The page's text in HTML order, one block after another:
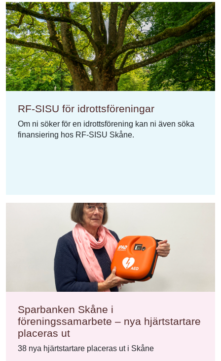
RF-SISU för idrottsföreningar
Om ni söker för en idrottsförening kan ni även söka
finansiering hos RF-SISU Skåne.
Sparbanken Skåne i
föreningssamarbete – nya hjärtstartare
placeras ut
38 nya hjärtstartare placeras ut i Skåne